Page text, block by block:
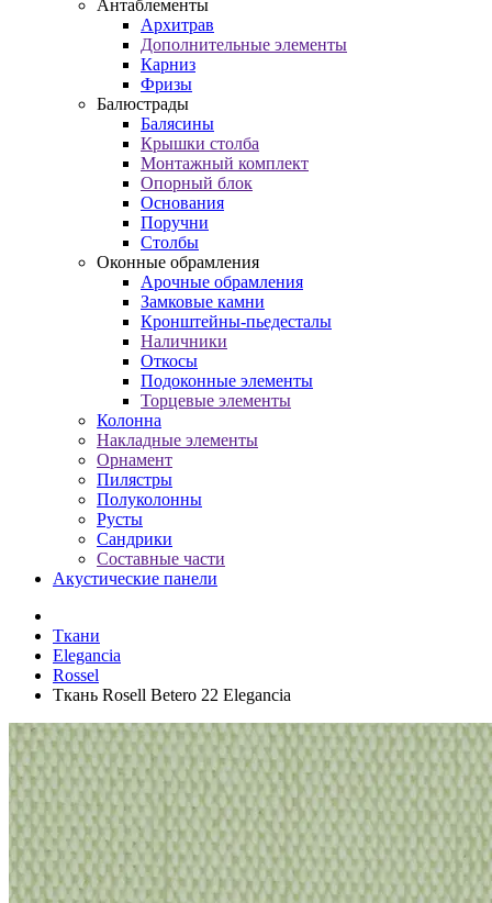
Антаблементы
Архитрав
Дополнительные элементы
Карниз
Фризы
Балюстрады
Балясины
Крышки столба
Монтажный комплект
Опорный блок
Основания
Поручни
Столбы
Оконные обрамления
Арочные обрамления
Замковые камни
Кронштейны-пьедесталы
Наличники
Откосы
Подоконные элементы
Торцевые элементы
Колонна
Накладные элементы
Орнамент
Пилястры
Полуколонны
Русты
Сандрики
Составные части
Акустические панели
Ткани
Elegancia
Rossel
Ткань Rosell Betero 22 Elegancia